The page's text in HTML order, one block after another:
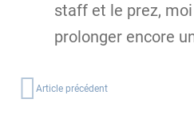
staff et le prez, moi
prolonger encore
Article précédent